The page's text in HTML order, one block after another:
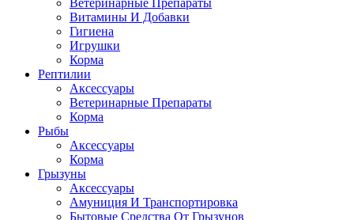
Ветеринарные Препараты
Витамины И Добавки
Гигиена
Игрушки
Корма
Рептилии
Аксессуары
Ветеринарные Препараты
Корма
Рыбы
Аксессуары
Корма
Грызуны
Аксессуары
Амуниция И Транспортировка
Бытовые Средства От Грызунов